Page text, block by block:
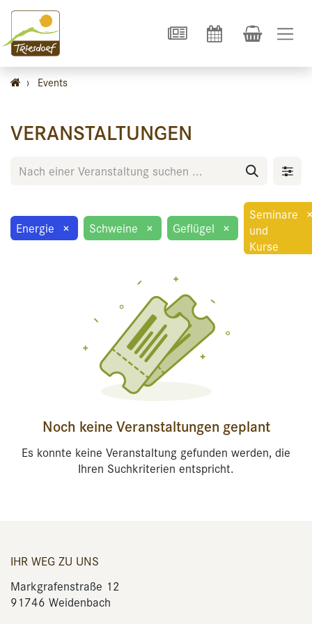
› Events
VERANSTALTUNGEN
Energie × Schweine × Geflügel ×
Seminare
und
Kurse
Noch keine Veranstaltungen geplant
Es konnte keine Veranstaltung gefunden werden, die
Ihren Suchkriterien entspricht.
IHR WEG ZU UNS
Markgrafenstraße 12
91746 Weidenbach